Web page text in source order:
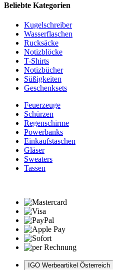
Beliebte Kategorien
Kugelschreiber
Wasserflaschen
Rucksäcke
Notizblöcke
T-Shirts
Notizbücher
Süßigkeiten
Geschenksets
Feuerzeuge
Schürzen
Regenschirme
Powerbanks
Einkaufstaschen
Gläser
Sweaters
Tassen
IGO Werbeartikel Österreich